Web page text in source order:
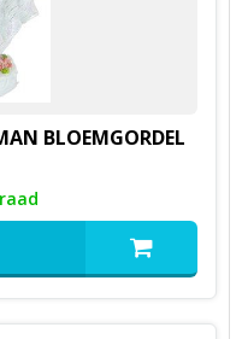
BLOEMGORDEL